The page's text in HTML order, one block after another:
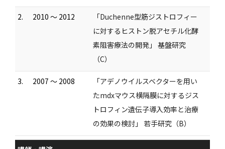
2. 2010 ～ 2012
「Duchenne型筋ジストロフィー
に対するヒストン脱アセチル化酵
素阻害療法の開発」 基盤研究
（C）
3. 2007 ～ 2008
「アデノウイルスベクターを用い
たmdxマウス横隔膜に対するジス
トロフィン遺伝子導入効率と治療
の効果の検討」 若手研究（B）